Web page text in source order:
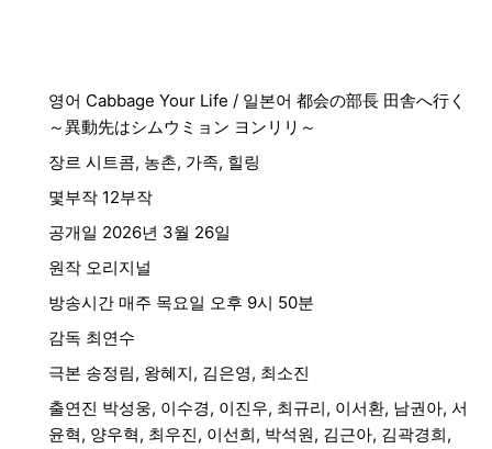
영어 Cabbage Your Life / 일본어 都会の部長 田舎へ行く
～異動先はシムウミョン ヨンリリ～
장르 시트콤, 농촌, 가족, 힐링
몇부작 12부작
공개일 2026년 3월 26일
원작 오리지널
방송시간 매주 목요일 오후 9시 50분
감독 최연수
극본 송정림, 왕혜지, 김은영, 최소진
출연진 박성웅, 이수경, 이진우, 최규리, 이서환, 남권아, 서
윤혁, 양우혁, 최우진, 이선희, 박석원, 김근아, 김곽경희,